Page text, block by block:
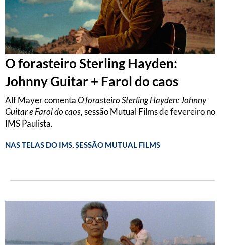
O forasteiro Sterling Hayden:
Johnny Guitar + Farol do caos
Alf Mayer comentaO forasteiro Sterling Hayden: Johnny
Guitar e Farol do caos, sessão Mutual Films de fevereiro no
IMS Paulista.
NAS TELAS DO IMS,SESSÃO MUTUAL FILMS